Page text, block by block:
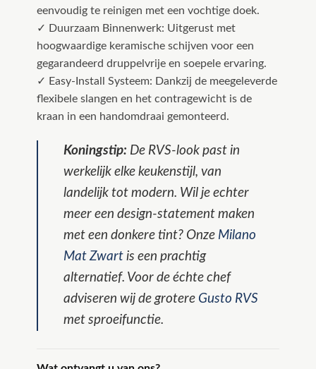
eenvoudig te reinigen met een vochtige doek.
✓ Duurzaam Binnenwerk: Uitgerust met
hoogwaardige keramische schijven voor een
gegarandeerd druppelvrije en soepele ervaring.
✓ Easy-Install Systeem: Dankzij de meegeleverde
flexibele slangen en het contragewicht is de
kraan in een handomdraai gemonteerd.
Koningstip: De RVS-look past in
werkelijk elke keukenstijl, van
landelijk tot modern. Wil je echter
meer een design-statement maken
met een donkere tint? Onze Milano
Mat Zwartis een prachtig
alternatief. Voor de échte chef
adviseren wij de grotere Gusto RVS
met sproeifunctie.